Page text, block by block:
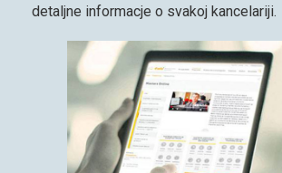
detaljne informacje o svakoj kancelariji.